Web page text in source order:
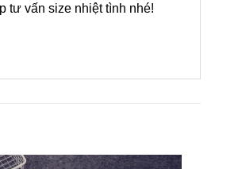
tư vấn size nhiệt tình nhé!